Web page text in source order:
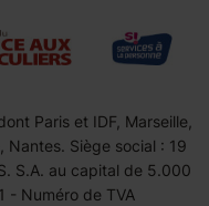
Paris et IDF, Marseille,
Nantes. Siège social : 19
S.A. au capital de 5.000
- Numéro de TVA